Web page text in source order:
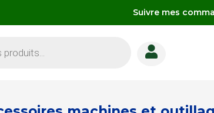
Suivre mes
